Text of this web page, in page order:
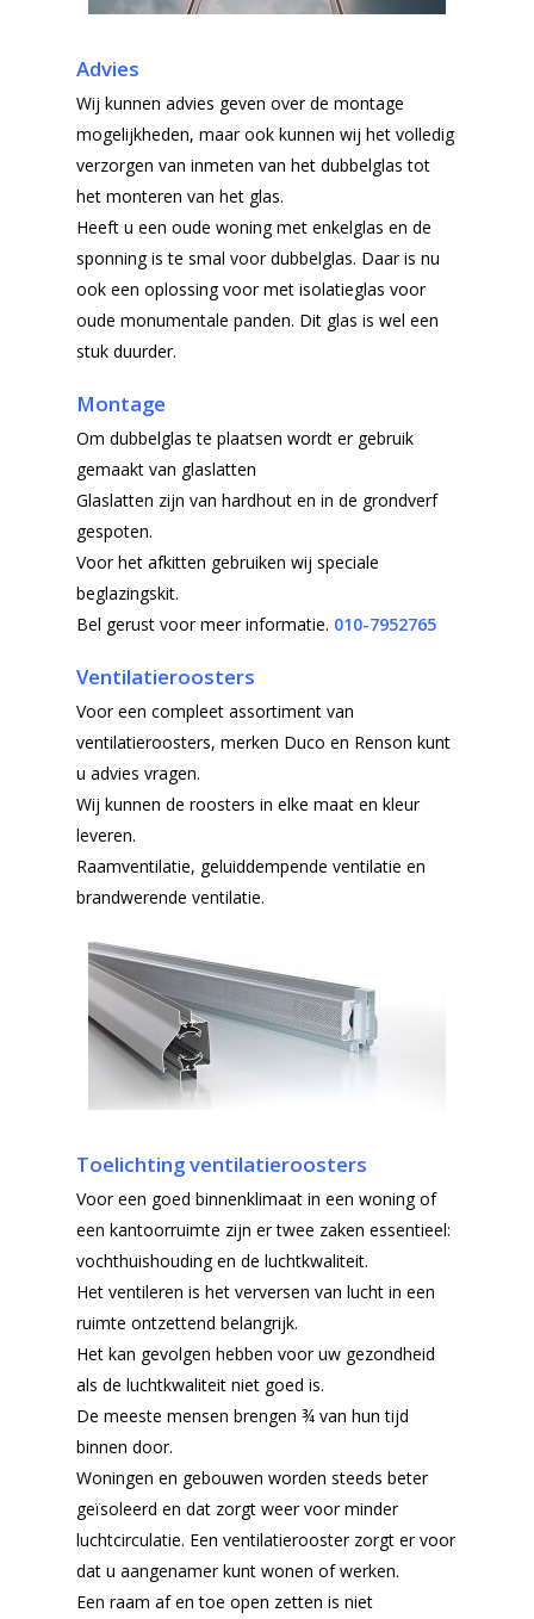
Advies
Wij kunnen advies geven over de montage
mogelijkheden, maar ook kunnen wij het volledig
verzorgen van inmeten van het dubbelglas tot
het monteren van het glas.
Heeft u een oude woning met enkelglas en de
sponning is te smal voor dubbelglas. Daar is nu
ook een oplossing voor met isolatieglas voor
oude monumentale panden. Dit glas is wel een
stuk duurder.
Montage
Om dubbelglas te plaatsen wordt er gebruik
gemaakt van glaslatten
Glaslatten zijn van hardhout en in de grondverf
gespoten.
Voor het afkitten gebruiken wij speciale
beglazingskit.
Bel gerust voor meer informatie. 010-7952765
Ventilatieroosters
Voor een compleet assortiment van
ventilatieroosters, merken Duco en Renson kunt
u advies vragen.
Wij kunnen de roosters in elke maat en kleur
leveren.
Raamventilatie, geluiddempende ventilatie en
brandwerende ventilatie.
Toelichting ventilatieroosters
Voor een goed binnenklimaat in een woning of
een kantoorruimte zijn er twee zaken essentieel:
vochthuishouding en de luchtkwaliteit.
Het ventileren is het verversen van lucht in een
ruimte ontzettend belangrijk.
Het kan gevolgen hebben voor uw gezondheid
als de luchtkwaliteit niet goed is.
De meeste mensen brengen ¾ van hun tijd
binnen door.
Woningen en gebouwen worden steeds beter
geïsoleerd en dat zorgt weer voor minder
luchtcirculatie. Een ventilatierooster zorgt er voor
dat u aangenamer kunt wonen of werken.
Een raam af en toe open zetten is niet